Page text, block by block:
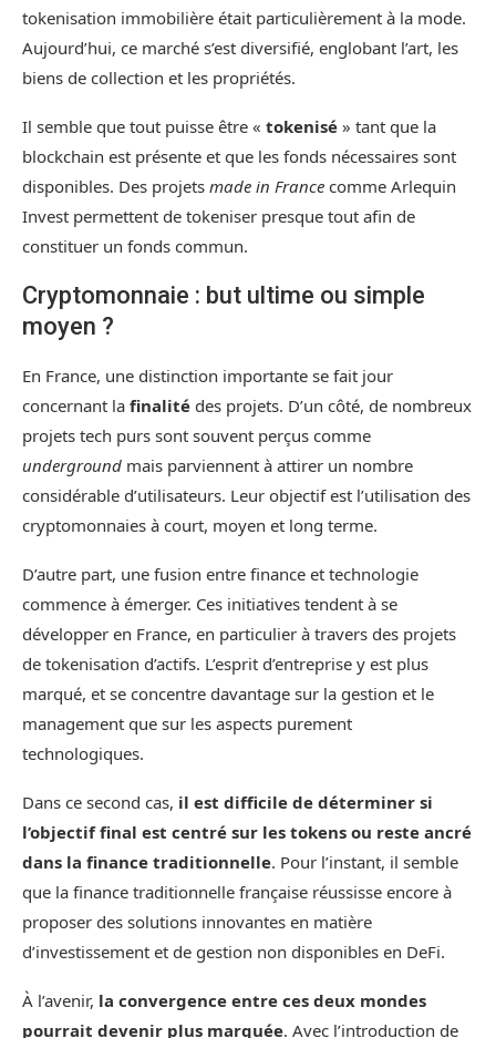
tokenisation immobilière était particulièrement à la mode.
Aujourd’hui, ce marché s’est diversifié, englobant l’art, les
biens de collection et les propriétés.
Il semble que tout puisse être « tokenisé » tant que la
blockchain est présente et que les fonds nécessaires sont
disponibles. Des projets made in France comme Arlequin
Invest permettent de tokeniser presque tout afin de
constituer un fonds commun.
Cryptomonnaie : but ultime ou simple
moyen ?
En France, une distinction importante se fait jour
concernant la finalité des projets. D’un côté, de nombreux
projets tech purs sont souvent perçus comme
underground mais parviennent à attirer un nombre
considérable d’utilisateurs. Leur objectif est l’utilisation des
cryptomonnaies à court, moyen et long terme.
D’autre part, une fusion entre finance et technologie
commence à émerger. Ces initiatives tendent à se
développer en France, en particulier à travers des projets
de tokenisation d’actifs. L’esprit d’entreprise y est plus
marqué, et se concentre davantage sur la gestion et le
management que sur les aspects purement
technologiques.
Dans ce second cas, il est difficile de déterminer si
l’objectif final est centré sur les tokens ou reste ancré
dans la finance traditionnelle. Pour l’instant, il semble
que la finance traditionnelle française réussisse encore à
proposer des solutions innovantes en matière
d’investissement et de gestion non disponibles en DeFi.
À l’avenir, la convergence entre ces deux mondes
pourrait devenir plus marquée. Avec l’introduction de